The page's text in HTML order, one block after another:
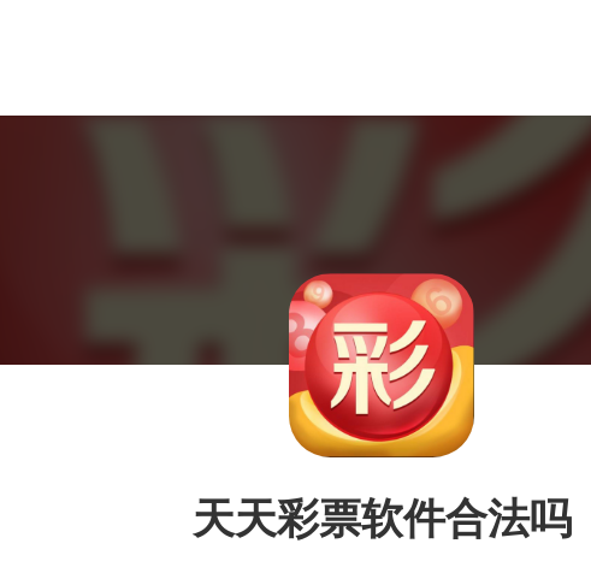
天天彩票软件合法吗